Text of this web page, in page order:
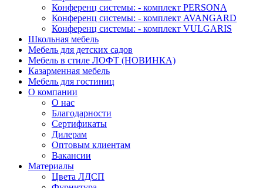
Конференц системы: - комплект PERSONA
Конференц системы: - комплект AVANGARD
Конференц системы: - комплект VULGARIS
Школьная мебель
Мебель для детских садов
Мебель в стиле ЛОФТ (НОВИНКА)
Казарменная мебель
Мебель для гостиниц
О компании
О нас
Благодарности
Сертификаты
Дилерам
Оптовым клиентам
Вакансии
Материалы
Цвета ЛДСП